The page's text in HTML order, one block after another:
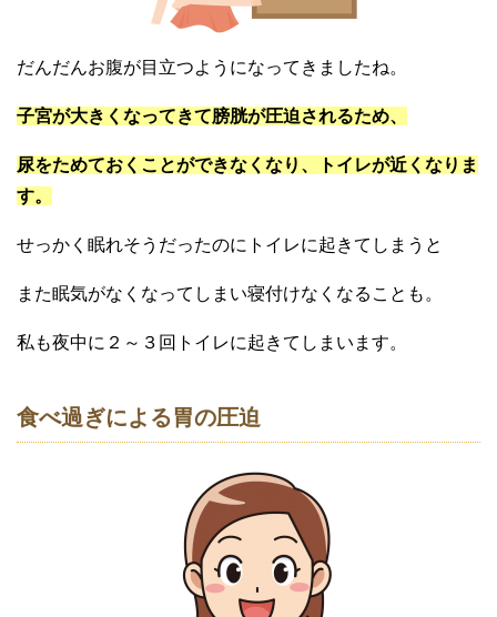
だんだんお腹が目立つようになってきましたね。
子宮が大きくなってきて膀胱が圧迫されるため、
尿をためておくことができなくなり、トイレが近くなりま
す。
せっかく眠れそうだったのにトイレに起きてしまうと
また眠気がなくなってしまい寝付けなくなることも。
私も夜中に２～３回トイレに起きてしまいます。
食べ過ぎによる胃の圧迫